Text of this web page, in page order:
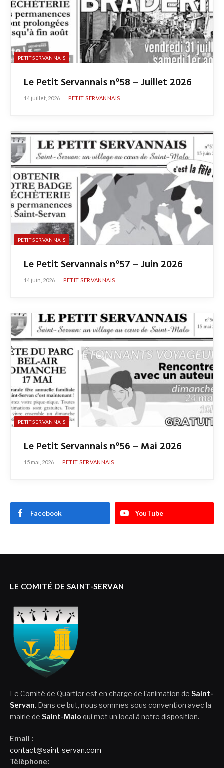
PETIT SERVANNAIS
Le Petit Servannais n°58 – Juillet 2026
14 juillet, 2026 PETIT SERVANNAIS
PETIT SERVANNAIS
Le Petit Servannais n°57 – Juin 2026
14 juin, 2026 PETIT SERVANNAIS
PETIT SERVANNAIS
Le Petit Servannais n°56 – Mai 2026
15 mai, 2026 PETIT SERVANNAIS
Facebook YouTube
LE COMITÉ DE SAINT-SERVAN
Le Comité de Quartier est en charge de l'animation de Saint-
Servan. Dans ce but, nous sommes sous convention avec la
mairie de Saint-Malo qui met un local à notre disposition.
Email :
contact@saint-servan.com
Téléphone: